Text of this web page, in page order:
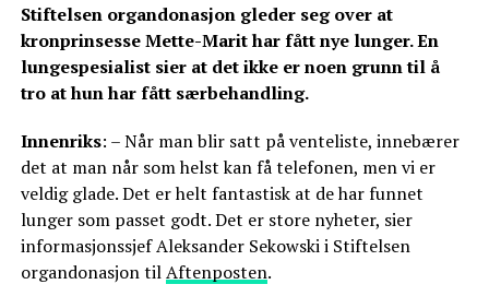
Stiftelsen organdonasjon gleder seg over at
kronprinsesse Mette-Marit har fått nye lunger. En
lungespesialist sier at det ikke er noen grunn til å
tro at hun har fått særbehandling.
Innenriks: – Når man blir satt på venteliste, innebærer
det at man når som helst kan få telefonen, men vi er
veldig glade. Det er helt fantastisk at de har funnet
lunger som passet godt. Det er store nyheter, sier
informasjonssjef Aleksander Sekowski i Stiftelsen
organdonasjon tilAftenposten.